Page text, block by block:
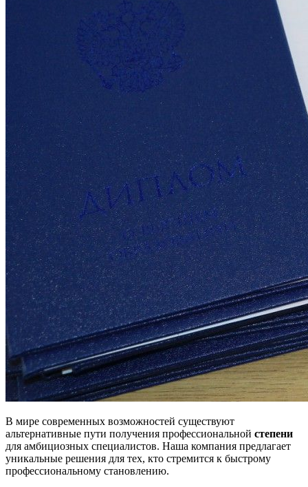
В мире современных возможностей существуют
альтернативные пути получения профессиональной степени
для амбициозных специалистов. Наша компания предлагает
уникальные решения для тех, кто стремится к быстрому
профессиональному становлению.